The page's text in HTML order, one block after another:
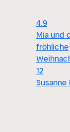
4.9
Mia und
fröhliche
12
Susanne